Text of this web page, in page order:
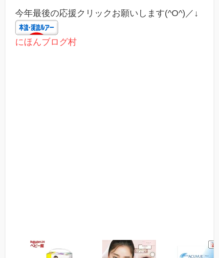
今年最後の応援クリックお願いします(^O^)／↓
にほんブログ村